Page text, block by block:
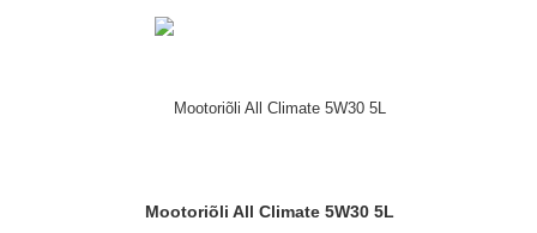
Mootoriõli All Climate 5W30 5L